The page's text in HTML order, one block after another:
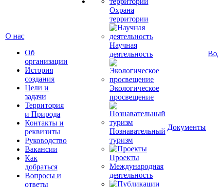
О нас
Об
организации
История
создания
Цели и
задачи
Территория
и Природа
Контакты и
реквизиты
Руководство
Вакансии
Как
добраться
Вопросы и
ответы
Охрана
территории
Научная
деятельность
Экологическое
просвещение
Познавательный
туризм
Проекты
Международная
деятельность
Документы